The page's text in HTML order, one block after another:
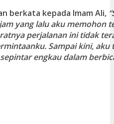
berkata kepada Imam Ali,
yang lalu aku memohon
perjalanan ini tidak
Sampai kini, aku
engkau dalam